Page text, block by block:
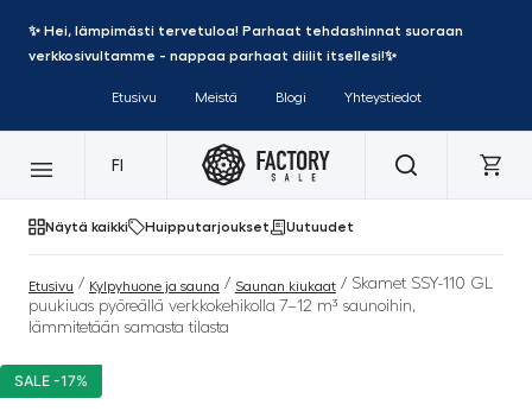
✨ Hei, lämpimästi tervetuloa! Parhaat tehdashinnat suoraan
verkkosivultamme - nappaa parhaat diilit itsellesi!✨
Etusivu Meistä Blogi Yhteystiedot
FI
Näytä kaikki Huipputarjoukset Uutuudet
Etusivu / Kylpyhuone ja sauna / Saunan kiukaat / Skamet SSY-110 GL
puukiuas pyöreällä verkkokehikolla 7–12 m³ saunoihin,
lämmitetään samasta tilasta
SALE -17%